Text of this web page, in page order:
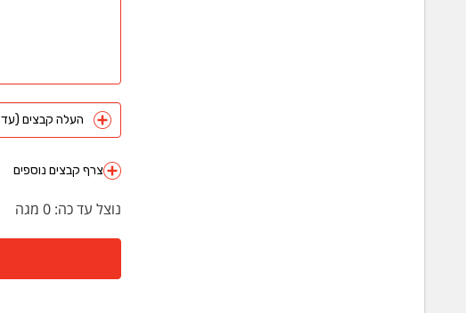
העלה קבצים (עד 6 קבצים)
צרף קבצים נוספים
נוצל עד כה: 0 מגה